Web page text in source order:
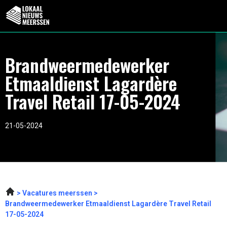
Brandweermedewerker
Etmaaldienst Lagardère
Travel Retail 17-05-2024
21-05-2024
Vacatures meerssen
Brandweermedewerker Etmaaldienst Lagardère Travel Retail
17-05-2024